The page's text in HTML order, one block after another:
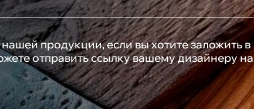
продукции, если вы хотите заложить в
отправить ссылку вашему дизайнеру на